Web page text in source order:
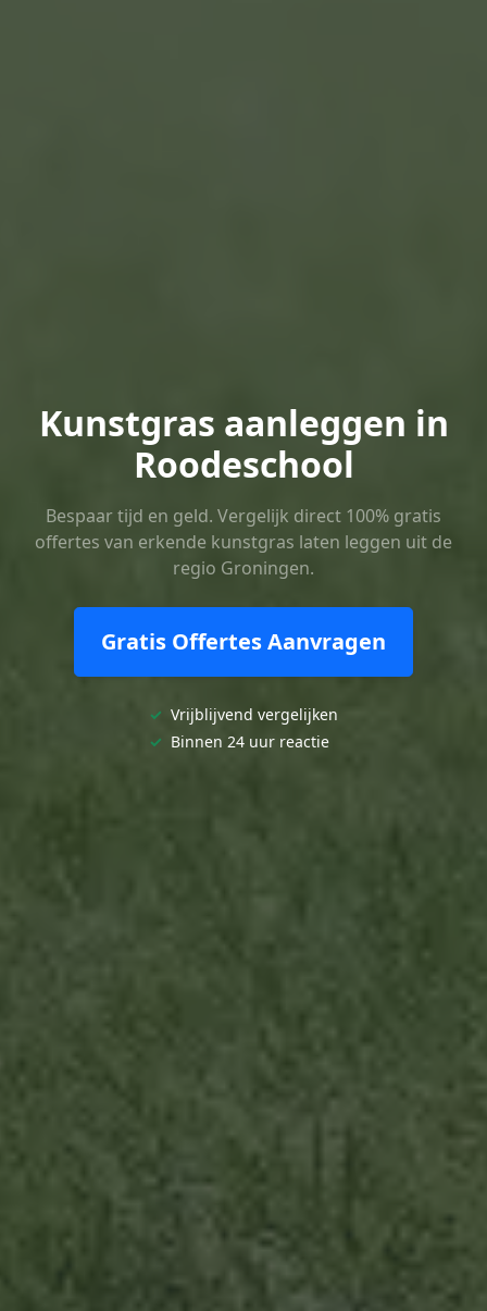
Kunstgras aanleggen in
Roodeschool
Bespaar tijd en geld. Vergelijk direct 100% gratis
offertes van erkende kunstgras laten leggen uit de
regio Groningen.
Gratis Offertes Aanvragen
✓ Vrijblijvend vergelijken
✓ Binnen 24 uur reactie